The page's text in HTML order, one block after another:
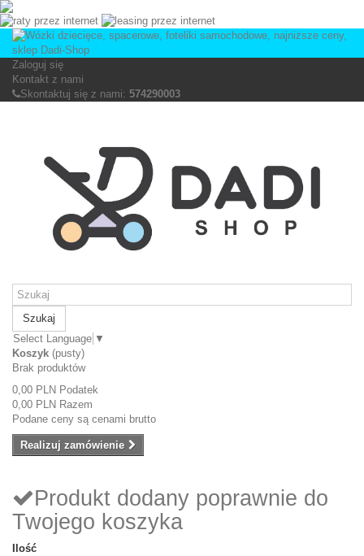
Zaloguj się
Kontakt z nami
Skontaktuj się z nami: 574290003
Szukaj
Select Language ▼
Koszyk (pusty)
Brak produktów
0,00 PLN Podatek
0,00 PLN Razem
Podane ceny są cenami brutto
Realizuj zamówienie
Produkt dodany poprawnie do
Twojego koszyka
Ilość